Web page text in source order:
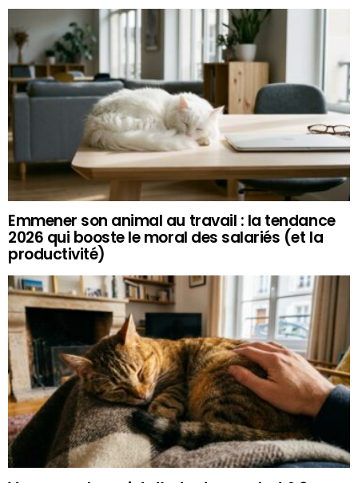
Emmener son animal au travail : la tendance
2026 qui booste le moral des salariés (et la
productivité)